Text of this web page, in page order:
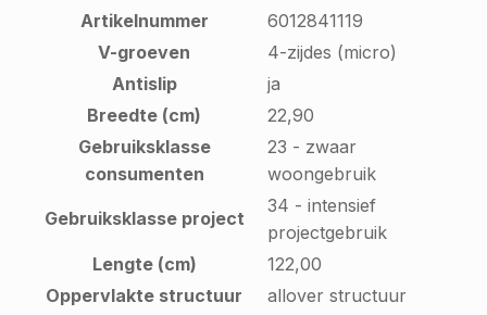
Artikelnummer
6012841119
V-groeven
4-zijdes (micro)
Antislip
ja
Breedte (cm)
22,90
Gebruiksklasse
consumenten
23 - zwaar
woongebruik
Gebruiksklasse project
34 - intensief
projectgebruik
Lengte (cm)
122,00
Oppervlakte structuur
allover structuur